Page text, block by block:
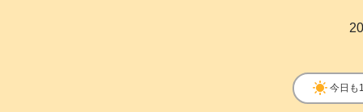
clear_day 今日も